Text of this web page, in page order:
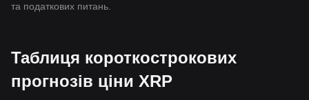
та податкових питань.
Таблиця короткострокових
прогнозів ціни XRP